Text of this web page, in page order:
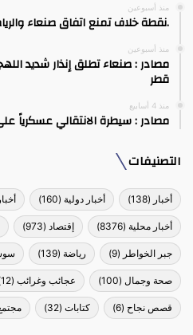
منذ أسبوعين
.نقطة خلاف تمنع اتفاق صنعاء
منذ أسبوعين
مصادر : صنعاء تطلق إنذار شديد
قطر
منذ 4 أسابيع
مصادر : سيطرة الانتقالي عسكرياً
التصنيفات
أخبار (138) أخبار دولية (160)
أخبار محلية (8376) إقتصاد (973)
جبر الخواطر (9) رياضة (139)
صحة وجمال (100) عجائب وغرائب (12)
قصص نجاح (6) كتابات (32)